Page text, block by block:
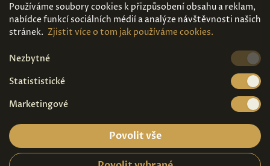
Expozice
Kontakt
Díla k prodeji
Vstupenky
Používáme soubory cookies k přizpůsobení obsahu a reklam,
nabídce funkcí sociálních médií a analýze návštěvnosti našich
stránek. Zjistit více o tom jak používáme cookies.
Nezbytné
Statististické
Marketingové
Povolit vše